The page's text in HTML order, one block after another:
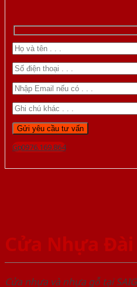
Gọi 0976.169.864
Cửa Nhựa Đài
Cửa nhựa và nhựa gỗ tại